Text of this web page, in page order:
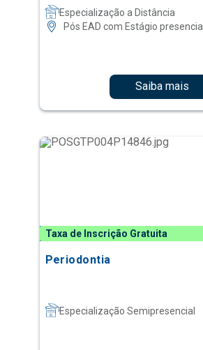
Especialização a Distância
Pós EAD com Estágio presencial
Saiba mais
Taxa de Inscrição Gratuita
Periodontia
Especialização Semipresencial